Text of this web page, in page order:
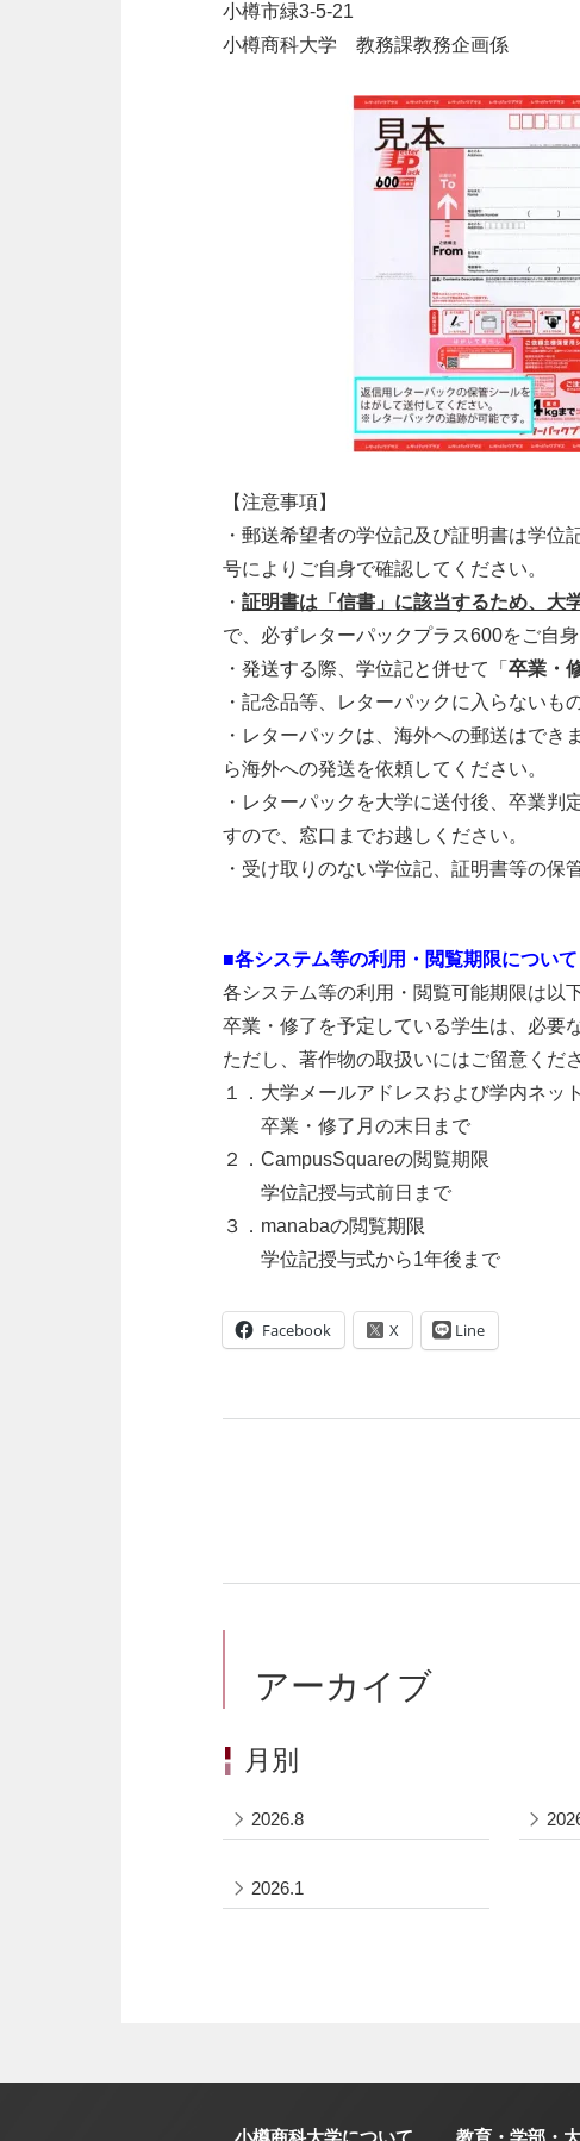
小樽市緑3-5-21
小樽商科大学 教務課教務企画係
【注意事項】
・郵送希望者の学位記及び証明書は学
号によりご自身で確認してください。
・ 証明書は「信書」に該当するため、大
で、必ずレターパックプラス600をご自
・発送する際、学位記と併せて「 卒業・
・記念品等、レターパックに入らないも
・レターパックは、海外への郵送はで
ら海外への発送を依頼してください。
・レターパックを大学に送付後、卒業
すので、窓口までお越しください。
・受け取りのない学位記、証明書等の保
■各システム等の利用・閲覧期限について
各システム等の利用・閲覧可能期限は以
卒業・修了を予定している学生は、必要
ただし、著作物の取扱いにはご留意くださ
１．大学メールアドレスおよび学内ネッ
卒業・修了月の末日まで
２．CampusSquareの閲覧期限
学位記授与式前日まで
３．manabaの閲覧期限
学位記授与式から1年後まで
Facebook Line
アーカイブ
月別
2026.8
2026.1